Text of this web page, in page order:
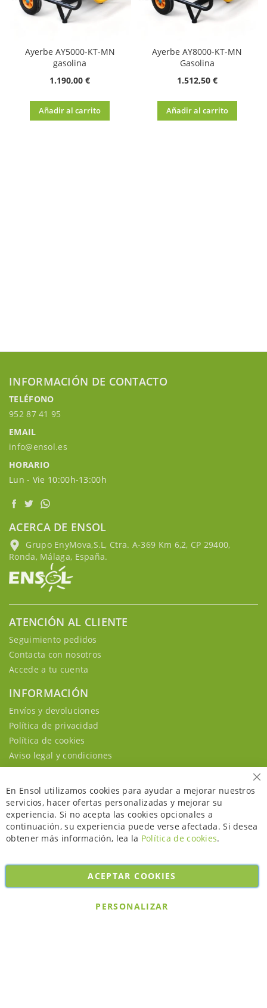
Ayerbe AY5000-KT-MN
gasolina
1.190,00 €
Añadir al carrito
Ayerbe AY8000-KT-MN
Gasolina
1.512,50 €
Añadir al carrito
INFORMACIÓN DE CONTACTO
TELÉFONO
952 87 41 95
EMAIL
info@ensol.es
HORARIO
Lun - Vie 10:00h-13:00h
ACERCA DE ENSOL
Grupo EnyMova,S.L, Ctra. A-369 Km 6,2, CP 29400,
Ronda, Málaga, España.
ATENCIÓN AL CLIENTE
Seguimiento pedidos
Contacta con nosotros
Accede a tu cuenta
INFORMACIÓN
Envíos y devoluciones
Política de privacidad
Política de cookies
Aviso legal y condiciones
Copyright © 2026. All rights reserved. Powered byBobaly Partners.
En Ensol utilizamos cookies para ayudar a mejorar nuestros
servicios, hacer ofertas personalizadas y mejorar su
experiencia. Si no acepta las cookies opcionales a
continuación, su experiencia puede verse afectada. Si desea
obtener más información, lea la Política de cookies.
ACEPTAR COOKIES
PERSONALIZAR